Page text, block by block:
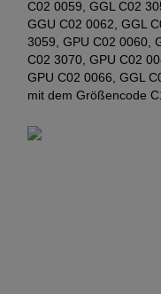
C02 0059, GGL C02
GGU C02 0062, GGL
3059, GPU C02 0060,
C02 3070, GPU C02
GPU C02 0066, GGL
mit dem Größencode